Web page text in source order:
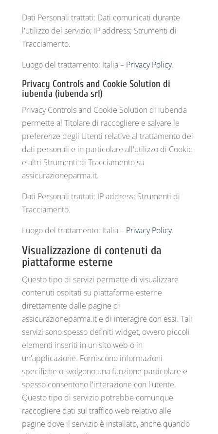
Dati Personali trattati: Dati comunicati durante
l'utilizzo del servizio; IP address; Strumenti di
Tracciamento.
Luogo del trattamento: Italia – Privacy Policy.
Privacy Controls and Cookie Solution di
iubenda (iubenda srl)
Privacy Controls and Cookie Solution di iubenda
permette al Titolare di raccogliere e salvare le
preferenze degli Utenti relative al trattamento dei
dati personali e in particolare all'utilizzo di Cookie
e altri Strumenti di Tracciamento su
assicurazioneparma.it.
Dati Personali trattati: IP address; Strumenti di
Tracciamento.
Luogo del trattamento: Italia – Privacy Policy.
Visualizzazione di contenuti da
piattaforme esterne
Questo tipo di servizi permette di visualizzare
contenuti ospitati su piattaforme esterne
direttamente dalle pagine di
assicurazioneparma.it e di interagire con essi. Tali
servizi sono spesso definiti widget, ovvero piccoli
elementi inseriti in un sito web o in
un'applicazione. Forniscono informazioni
specifiche o svolgono una funzione particolare e
spesso consentono l'interazione con l'utente.
Questo tipo di servizio potrebbe comunque
raccogliere dati sul traffico web relativo alle
pagine dove il servizio è installato, anche quando